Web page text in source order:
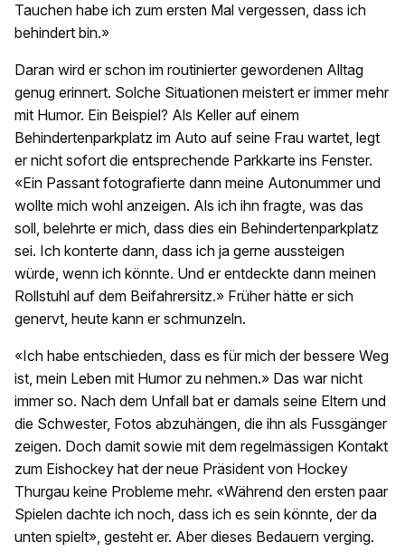
Tauchen habe ich zum ersten Mal vergessen, dass ich
behindert bin.»
Daran wird er schon im routinierter gewordenen Alltag
genug erinnert. Solche Situationen meistert er immer mehr
mit Humor. Ein Beispiel? Als Keller auf einem
Behindertenparkplatz im Auto auf seine Frau wartet, legt
er nicht sofort die entsprechende Parkkarte ins Fenster.
«Ein Passant fotografierte dann meine Autonummer und
wollte mich wohl anzeigen. Als ich ihn fragte, was das
soll, belehrte er mich, dass dies ein Behindertenparkplatz
sei. Ich konterte dann, dass ich ja gerne aussteigen
würde, wenn ich könnte. Und er entdeckte dann meinen
Rollstuhl auf dem Beifahrersitz.» Früher hätte er sich
genervt, heute kann er schmunzeln.
«Ich habe entschieden, dass es für mich der bessere Weg
ist, mein Leben mit Humor zu nehmen.» Das war nicht
immer so. Nach dem Unfall bat er damals seine Eltern und
die Schwester, Fotos abzuhängen, die ihn als Fussgänger
zeigen. Doch damit sowie mit dem regelmässigen Kontakt
zum Eishockey hat der neue Präsident von Hockey
Thurgau keine Probleme mehr. «Während den ersten paar
Spielen dachte ich noch, dass ich es sein könnte, der da
unten spielt», gesteht er. Aber dieses Bedauern verging.